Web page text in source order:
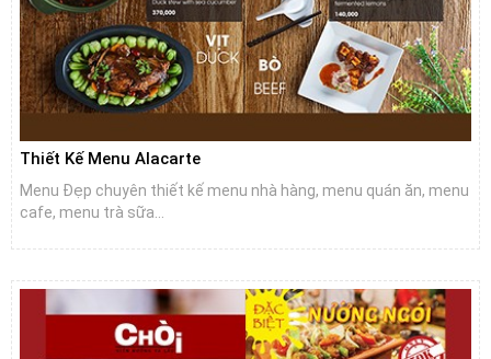
Thiết Kế Menu Alacarte
Menu Đẹp chuyên thiết kế menu nhà hàng, menu quán ăn, menu
cafe, menu trà sữa...